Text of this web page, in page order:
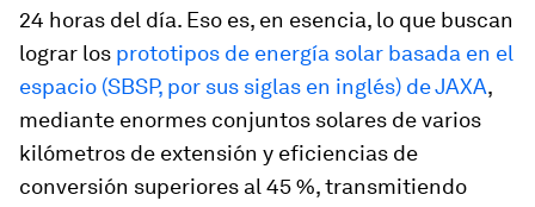
24 horas del día. Eso es, en esencia, lo que buscan
lograr los prototipos de energía solar basada en el
espacio (SBSP, por sus siglas en inglés) de JAXA,
mediante enormes conjuntos solares de varios
kilómetros de extensión y eficiencias de
conversión superiores al 45 %, transmitiendo